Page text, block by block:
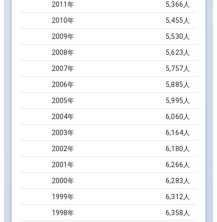
2011年 5,366 人
2010年 5,455 人
2009年 5,530 人
2008年 5,623 人
2007年 5,757人
2006年 5,885 人
2005年 5,995 人
2004年 6,060 人
2003年 6,164人
2002年 6,180 人
2001年 6,266 人
2000年 6,283 人
1999年 6,312 人
1998年 6,358 人